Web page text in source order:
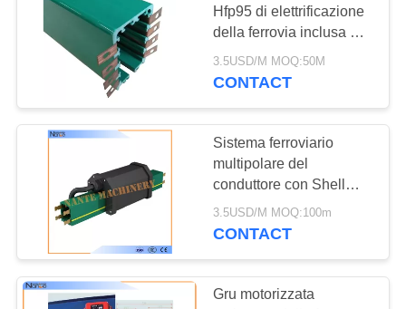
VISITA
FABBRICA
CONTROLLO
DI
Hfp95 di elettrificazione
della ferrovia inclusa del
conduttore
3.5USD/M MOQ:50M
CONTACT
Sistema ferroviario
multipolare del
conduttore con Shell
d'estinzione auto-
NANTE HFP56
3.5USD/M MOQ:100m
CONTACT
Gru motorizzata